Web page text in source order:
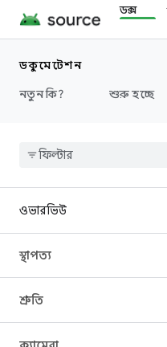
ডক্স
ডকুমেন্টেশন
নতুন কি?
শুরু হচ্ছে
ওভারভিউ
স্থাপত্য
শ্রুতি